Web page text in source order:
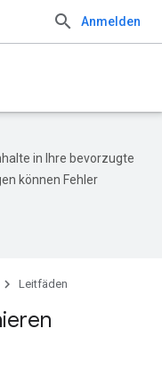
Anmelden
in Ihre bevorzugte
können Fehler
Leitfäden